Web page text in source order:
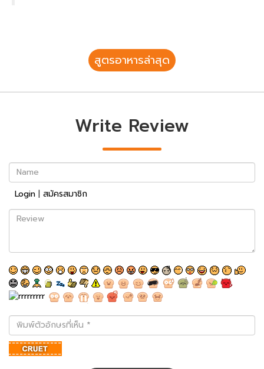
สูตรอาหารล่าสุด
Write Review
Name
Login | สมัครสมาชิก
Review
พิมพ์
ตัว
อักษร
ที่